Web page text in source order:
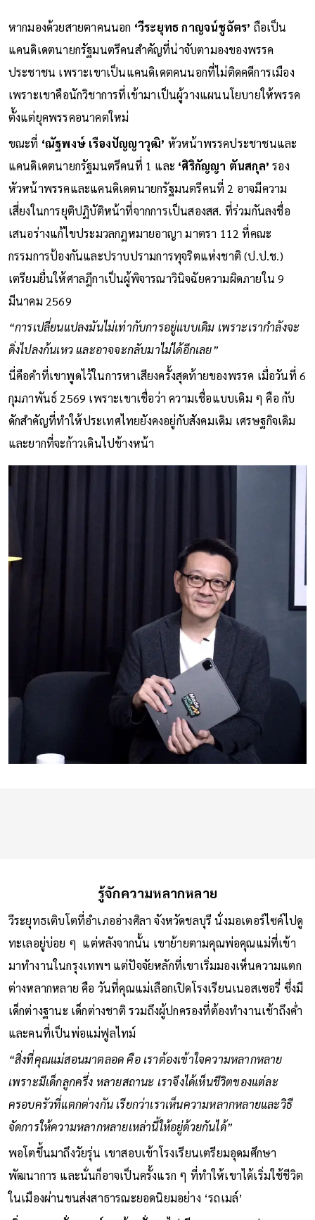
หากมองด้วยสายตาคนนอก ‘วีระยุทธ กาญจน์ชูฉัตร’ ถือเป็น
แคนดิเดตนายกรัฐมนตรีคนสำคัญที่น่าจับตามองของพรรค
ประชาชน เพราะเขาเป็นแคนดิเดตคนนอกที่ไม่ติดคดีการเมือง
เพราะเขาคือนักวิชาการที่เข้ามาเป็นผู้วางแผนนโยบายให้พรรค
ตั้งแต่ยุคพรรคอนาคตใหม่
ขณะที่ ‘ณัฐพงษ์ เรืองปัญญาวุฒิ’ หัวหน้าพรรคประชาชนและ
แคนดิเดตนายกรัฐมนตรีคนที่ 1 และ ‘ศิริกัญญา ตันสกุล’รอง
หัวหน้าพรรคและแคนดิเดตนายกรัฐมนตรีคนที่ 2 อาจมีความ
เสี่ยงในการยุติปฏิบัติหน้าที่จากการเป็นสองสส. ที่ร่วมกันลงชื่อ
เสนอร่างแก้ไขประมวลกฎหมายอาญา มาตรา 112 ที่คณะ
กรรมการป้องกันและปราบปรามการทุจริตแห่งชาติ (ป.ป.ช.)
เตรียมยื่นให้ศาลฎีกาเป็นผู้พิจารณาวินิจฉัยความผิดภายใน 9
มีนาคม 2569
“การเปลี่ยนแปลงมันไม่เท่ากับการอยู่แบบเดิม เพราะเรากำลังจะ
ดิ่งไปลงก้นเหว และอาจจะกลับมาไม่ได้อีกเลย”
นี่คือคำที่เขาพูดไว้ในการหาเสียงครั้งสุดท้ายของพรรค เมื่อวันที่ 6
กุมภาพันธ์ 2569 เพราะเขาเชื่อว่า ความเชื่อแบบเดิม ๆ คือ กับ
ดักสำคัญที่ทำให้ประเทศไทยยังคงอยู่กับสังคมเดิม เศรษฐกิจเดิม
และยากที่จะก้าวเดินไปข้างหน้า
รู้จักความหลากหลาย
วีระยุทธเติบโตที่อำเภออ่างศิลา จังหวัดชลบุรี นั่งมอเตอร์ไซค์ไปดู
ทะเลอยู่บ่อย ๆ แต่หลังจากนั้น เขาย้ายตามคุณพ่อคุณแม่ที่เข้า
มาทำงานในกรุงเทพฯ แต่ปัจจัยหลักที่เขาเริ่มมองเห็นความแตก
ต่างหลากหลาย คือ วันที่คุณแม่เลือกเปิดโรงเรียนเนอสเซอรี่ ซึ่งมี
เด็กต่างฐานะ เด็กต่างชาติ รวมถึงผู้ปกครองที่ต้องทำงานเช้าถึงค่ำ
และคนที่เป็นพ่อแม่ฟูลไทม์
“สิ่งที่คุณแม่สอนมาตลอด คือ เราต้องเข้าใจความหลากหลาย
เพราะมีเด็กลูกครึ่ง หลายสถานะ เราจึงได้เห็นชีวิตของแต่ละ
ครอบครัวที่แตกต่างกัน เรียกว่าเราเห็นความหลากหลายและวิธี
จัดการให้ความหลากหลายเหล่านี้ให้อยู่ด้วยกันได้”
พอโตขึ้นมาถึงวัยรุ่น เขาสอบเข้าโรงเรียนเตรียมอุดมศึกษา
พัฒนาการ และนั่นก็อาจเป็นครั้งแรก ๆ ที่ทำให้เขาได้เริ่มใช้ชีวิต
ในเมืองผ่านขนส่งสาธารณะยอดนิยมอย่าง ‘รถเมล์’